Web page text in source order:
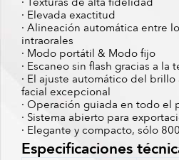
· Elevada exactitud
· Alineación automática entre
intraorales
· Modo portátil & Modo fijo
· Escaneo sin flash gracias a la
· El ajuste automático del
facial excepcional
· Operación guiada en todo el
· Sistema abierto para
· Elegante y compacto, sólo
Especificaciones